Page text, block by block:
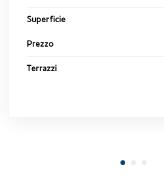
Superficie
Prezzo
Terrazzi